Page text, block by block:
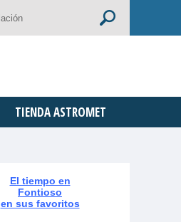
TIENDA ASTROMET
El tiempo en
Fontioso
en sus favoritos